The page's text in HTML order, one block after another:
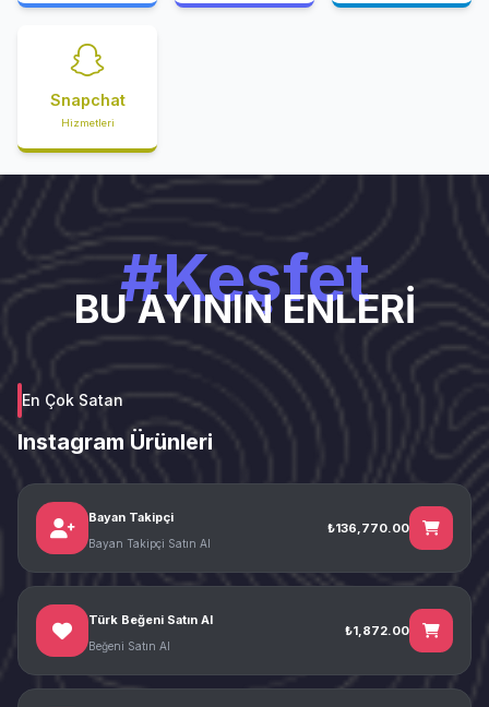
Snapchat
Hizmetleri
#Keşfet
BU AYININ ENLERİ
En Çok Satan
Instagram Ürünleri
Bayan Takipçi
Bayan Takipçi Satın Al
₺136,770.00
Türk Beğeni Satın Al
Beğeni Satın Al
₺1,872.00